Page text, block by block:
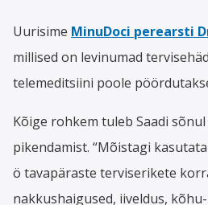
Uurisime MinuDoci perearsti
millised on levinumad
telemeditsiini poole
Kõige rohkem tuleb Saadi
pikendamist. “Mõistagi
ö tavapäraste terviserikete
nakkushaigused, iiveldus,